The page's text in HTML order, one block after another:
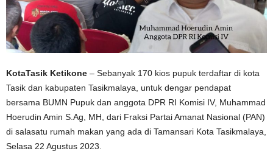
KotaTasik Ketikone – Sebanyak 170 kios pupuk terdaftar di kota
Tasik dan kabupaten Tasikmalaya, untuk dengar pendapat
bersama BUMN Pupuk dan anggota DPR RI Komisi IV, Muhammad
Hoerudin Amin S.Ag, MH, dari Fraksi Partai Amanat Nasional (PAN)
di salasatu rumah makan yang ada di Tamansari Kota Tasikmalaya,
Selasa 22 Agustus 2023.